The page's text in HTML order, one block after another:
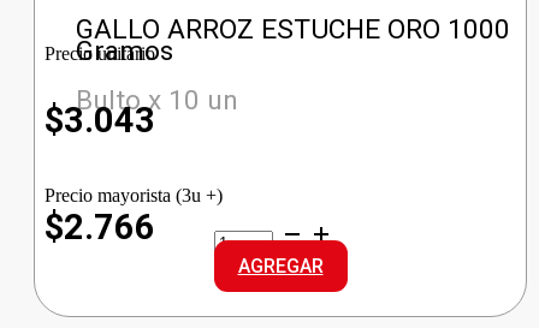
GALLO ARROZ ESTUCHE ORO 1000
Gramos
Bulto x 10 un
Precio unitario
$3.043
Precio mayorista (3u +)
$2.766
GALLO
ARROZ
ESTUCHE
ORO
cantidad
AGREGAR